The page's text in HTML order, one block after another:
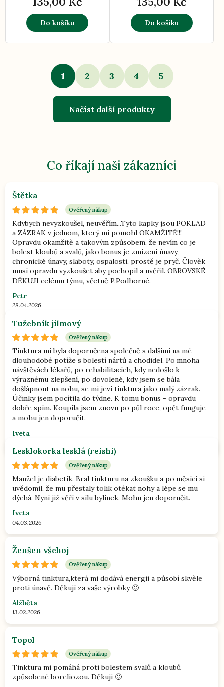
Do košíku Do košíku
1 2 3 4 5
Načíst další produkty
Co říkají naši zákazníci
Štětka
Ověřený nákup
Kdybych nevyzkoušel, neuvěřím...Tyto kapky jsou POKLAD
a ZÁZRAK v jednom, který mi pomohl OKAMŽITĚ!!!
Opravdu okamžitě a takovým způsobem, že nevím co je
bolest kloubů a svalů, jako bonus je zmizení únavy,
chronické únavy, slaboty, ospalosti, prostě je pryč. Člověk
musí opravdu vyzkoušet aby pochopil a uvěřil. OBROVSKÉ
DĚKUJI celému týmu, včetně P.Podhorné.
Petr
28.04.2026
Tužebník jilmový
Ověřený nákup
Tinktura mi byla doporučena společně s dalšími na mé
dlouhodobé potíže s bolestí nártů a chodidel. Po mnoha
návštěvách lékařů, po rehabilitacích, kdy nedošlo k
výraznému zlepšení, po dovolené, kdy jsem se bála
došlápnout na nohu, se mi jeví tinktura jako malý zázrak.
Účinky jsem pocítila do týdne. K tomu bonus - opravdu
dobře spím. Koupila jsem znovu po půl roce, opět funguje
a mohu jen doporučit.
Iveta
Lesklokorka lesklá (reishi)
Ověřený nákup
Manžel je diabetik. Bral tinkturu na zkoušku a po měsíci si
uvědomil, že mu přestaly tolik otékat nohy a lépe se mu
dýchá. Nyní již věří v sílu bylinek. Mohu jen doporučit.
Iveta
04.03.2026
Ženšen všehoj
Ověřený nákup
Výborná tinktura,která mi dodává energii a působí skvěle
proti únavě. Děkují za vaše výrobky 🙂
Alžběta
13.02.2026
Topol
Ověřený nákup
Tinktura mi pomáhá proti bolestem svalů a kloubů
způsobené boreliozou. Děkuji 🙂